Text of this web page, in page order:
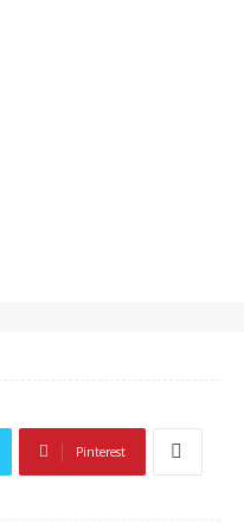
Pinterest